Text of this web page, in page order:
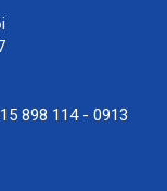
898 114 - 0913